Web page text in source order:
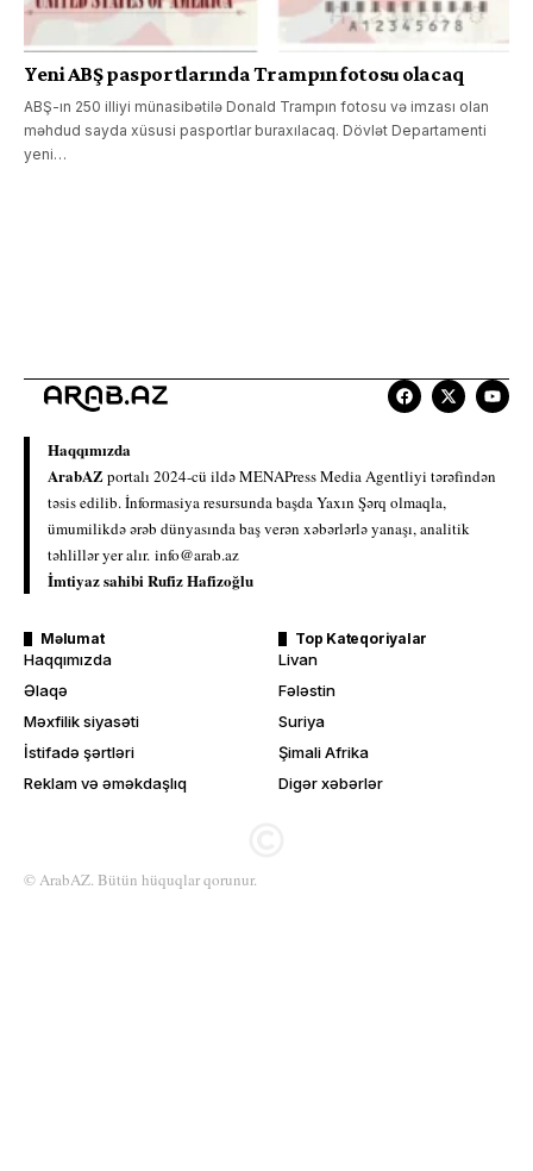
Yeni ABŞ pasportlarında Trampın fotosu olacaq
ABŞ-ın 250 illiyi münasibətilə Donald Trampın fotosu və imzası olan
məhdud sayda xüsusi pasportlar buraxılacaq. Dövlət Departamenti
yeni…
Haqqımızda
ArabAZportalı 2024-cü ildə MENAPress Media Agentliyi tərəfindən
təsis edilib. İnformasiya resursunda başda Yaxın Şərq olmaqla,
ümumilikdə ərəb dünyasında baş verən xəbərlərlə yanaşı, analitik
təhlillər yer alır. info@arab.az
İmtiyaz sahibi Rufiz Hafizoğlu
Məlumat
Haqqımızda
Əlaqə
Məxfilik siyasəti
İstifadə şərtləri
Reklam və əməkdaşlıq
Top Kateqoriyalar
Livan
Fələstin
Suriya
Şimali Afrika
Digər xəbərlər
© ArabAZ. Bütün hüquqlar qorunur.